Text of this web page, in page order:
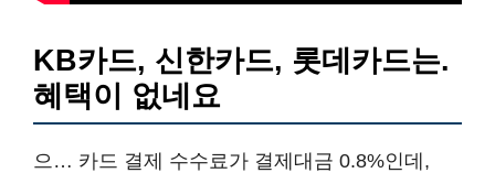
KB카드, 신한카드, 롯데카드는.
혜택이 없네요
으… 카드 결제 수수료가 결제대금 0.8%인데,